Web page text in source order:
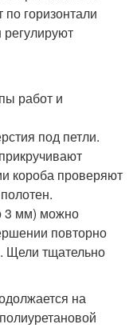
горизонтали
регулируют
работ и
под петли.
короба проверяют
3 мм) можно
повторно
Щели тщательно
на